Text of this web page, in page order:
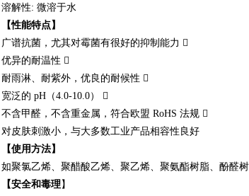
溶解性: 微溶于水
【性能特点】
广谱抗菌，尤其对霉菌有很好的抑制能力 
优异的耐温性 
耐雨淋、耐紫外，优良的耐候性 
宽泛的 pH（4.0-10.0） 
不含甲醛，不含重金属，符合欧盟 RoHS 法规 
对皮肤刺激小，与大多数工业产品相容性良好
【使用方法】
如聚氯乙烯、聚醋酸乙烯、聚乙烯、聚氨酯树脂、酚醛
【安全和毒理】